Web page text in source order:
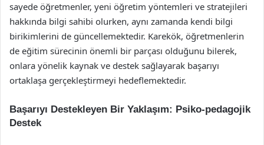
sayede öğretmenler, yeni öğretim yöntemleri ve stratejileri
hakkında bilgi sahibi olurken, aynı zamanda kendi bilgi
birikimlerini de güncellemektedir. Karekök, öğretmenlerin
de eğitim sürecinin önemli bir parçası olduğunu bilerek,
onlara yönelik kaynak ve destek sağlayarak başarıyı
ortaklaşa gerçekleştirmeyi hedeflemektedir.
Başarıyı Destekleyen Bir Yaklaşım: Psiko-pedagojik
Destek